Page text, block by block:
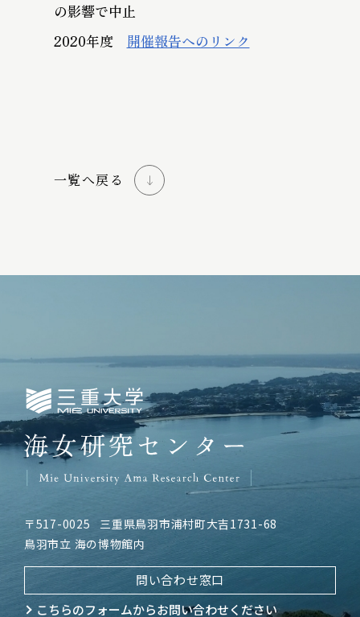
の影響で中止
2020年度 開催報告へのリンク
一覧へ戻る
三重大学海女研究センター
〒517-0025
三重県鳥羽市浦村町大吉1731-68
鳥羽市立 海の博物館内
問い合わせ窓口
こちらのフォームからお問い合わせください